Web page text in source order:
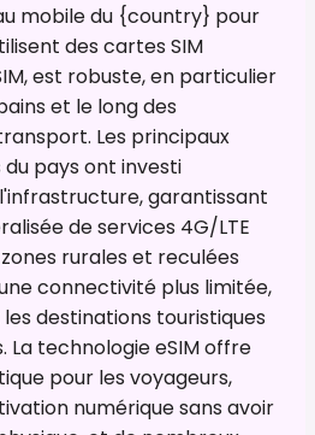
mobile du {country} pour
des cartes SIM
est robuste, en particulier
et le long des
Les principaux
pays ont investi
garantissant
de services 4G/LTE
rurales et reculées
connectivité plus limitée,
destinations touristiques
La technologie eSIM offre
pour les voyageurs,
numérique sans avoir